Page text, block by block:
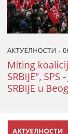
АКТУЕЛНОСТИ -
Miting
SRBIJE", SPS
SRBIJE u
АКТУЕЛНОСТИ